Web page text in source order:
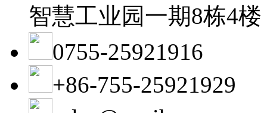
智慧工业园一期8栋4楼
0755-25921916
+86-755-25921929